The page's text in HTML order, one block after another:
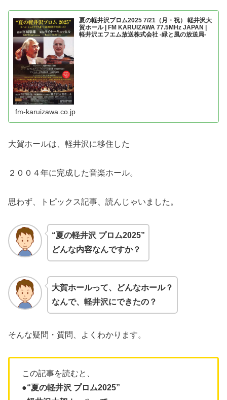
夏の軽井沢プロム2025 7/21（月・祝） 軽井沢大
賀ホール | FM KARUIZAWA 77.5MHz JAPAN |
軽井沢エフエム放送株式会社 -緑と風の放送局-
fm-karuizawa.co.jp
大賀ホールは、軽井沢に移住した
２００４年に完成した音楽ホール。
思わず、トピックス記事、読んじゃいました。
“夏の軽井沢 プロム2025”
どんな内容なんですか？
大賀ホールって、どんなホール？
なんで、軽井沢にできたの？
そんな疑問・質問、よくわかります。
この記事を読むと、
●“夏の軽井沢 プロム2025”